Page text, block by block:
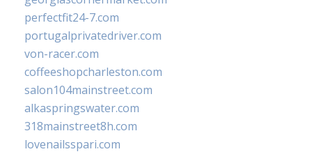
perfectfit24-7.com
portugalprivatedriver.com
von-racer.com
coffeeshopcharleston.com
salon104mainstreet.com
alkaspringswater.com
318mainstreet8h.com
lovenailsspari.com